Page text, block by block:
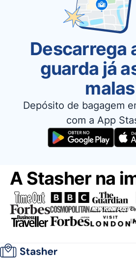
Descarrega
guarda já
malas
Depósito de bagagem
com a App
A Stasher na